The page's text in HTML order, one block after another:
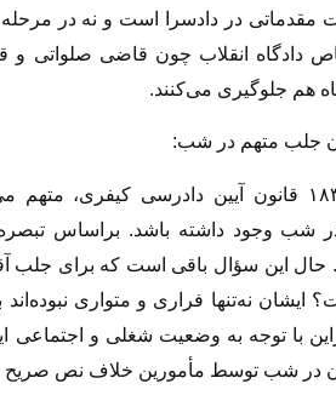
مقدماتی در دادسرا است و نه در
انقلاب چون قاضی صلواتی و
هم جلوگیری می‌کنند.
جلب متهم در شب:
براساس ماده ۱۸۳ قانون آیین دادرسی
وجود داشته باشد. براساس تبصره
حال این سؤال باقی است که برای
ایشان نه‌تنها فراری و متواری
با توجه به وضعیت شغلی و
در شب توسط مأمورین خلاف نص صریح